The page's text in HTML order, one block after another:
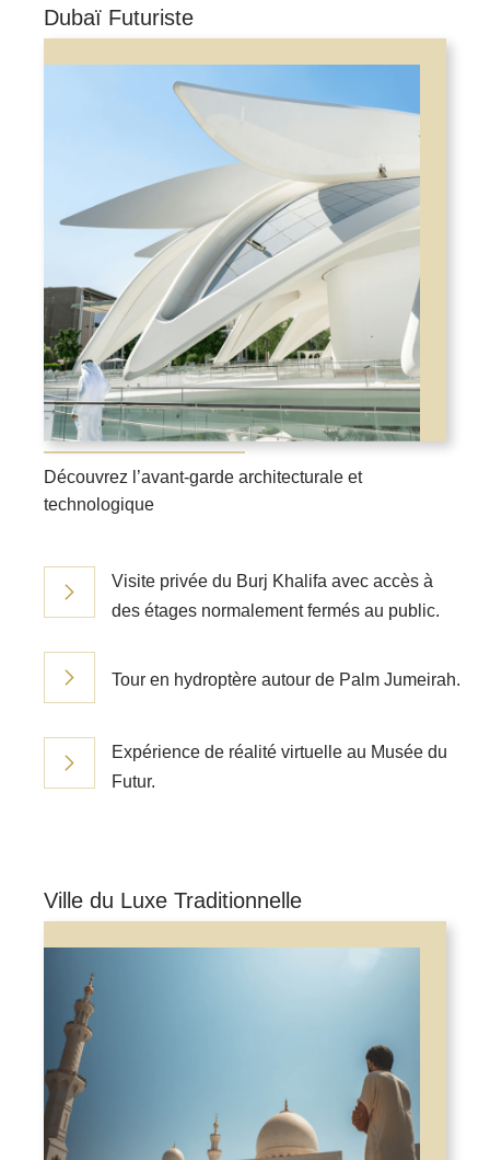
Dubaï Futuriste
Découvrez l’avant-garde architecturale et
technologique
Visite privée du Burj Khalifa avec accès à
des étages normalement fermés au public.
Tour en hydroptère autour de Palm Jumeirah.
Expérience de réalité virtuelle au Musée du
Futur.
Ville du Luxe Traditionnelle